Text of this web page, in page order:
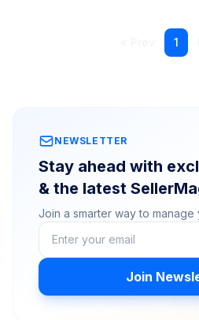
1
NEWSLETTER
Stay ahead with
& the latest
Join a smarter way to manage
Join